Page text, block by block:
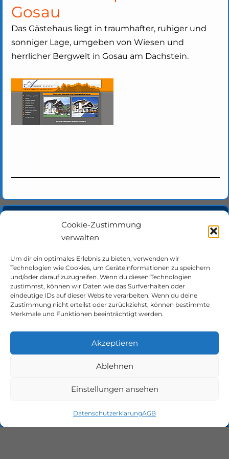
Cookie-Zustimmung
verwalten
Um dir ein optimales Erlebnis zu bieten, verwenden wir
Technologien wie Cookies, um Geräteinformationen zu speichern
und/oder darauf zuzugreifen. Wenn du diesen Technologien
zustimmst, können wir Daten wie das Surfverhalten oder
eindeutige IDs auf dieser Website verarbeiten. Wenn du deine
Zustimmung nicht erteilst oder zurückziehst, können bestimmte
Merkmale und Funktionen beeinträchtigt werden.
Akzeptieren
Ablehnen
Einstellungen ansehen
DatenschutzerklärungAGB
Gosau
Das Gästehaus liegt in traumhafter, ruhiger und
sonniger Lage, umgeben von Wiesen und
herrlicher Bergwelt in Gosau am Dachstein.
Web-Experts Austria
Leonhard Rudolf Sydler
A-4822 Bad Goisern a. H.
Datenschutzerklärung